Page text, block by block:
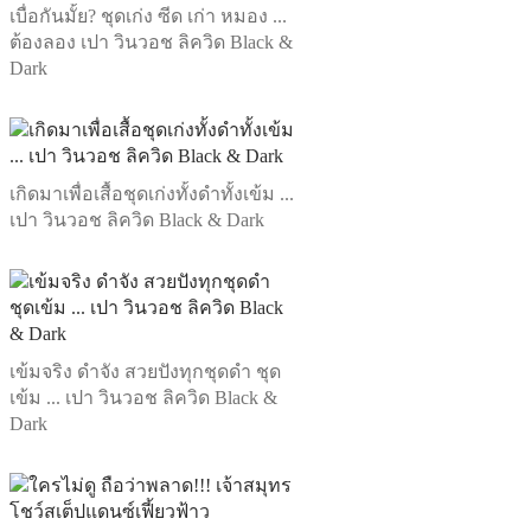
เบื่อกันมั้ย? ชุดเก่ง ซีด เก่า หมอง ...
ต้องลอง เปา วินวอช ลิควิด Black &
Dark
เกิดมาเพื่อเสื้อชุดเก่งทั้งดำทั้งเข้ม ...
เปา วินวอช ลิควิด Black & Dark
เข้มจริง ดำจัง สวยปังทุกชุดดำ ชุด
เข้ม ... เปา วินวอช ลิควิด Black &
Dark